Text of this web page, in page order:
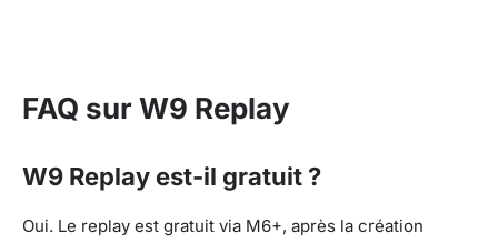
FAQ sur W9 Replay
W9 Replay est-il gratuit ?
Oui. Le replay est gratuit via M6+, après la création